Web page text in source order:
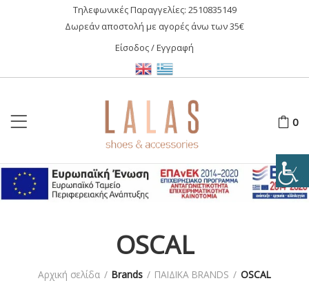
Τηλεφωνικές Παραγγελίες: 2510835149
Δωρεάν αποστολή με αγορές άνω των 35€
Είσοδος / Εγγραφή
0
OSCAL
Αρχική σελίδα / Brands / ΠΑΙΔΙΚΑ BRANDS / OSCAL